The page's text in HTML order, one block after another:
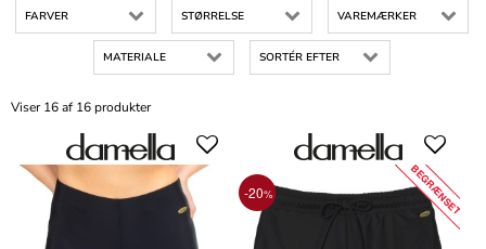
FARVER STØRRELSE VAREMÆRKER
MATERIALE SORTÉR EFTER
Viser 16 af 16 produkter
-20% BEGRÆNSET